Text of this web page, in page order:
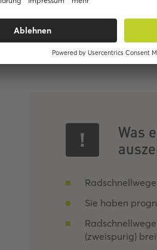
Das neu eingeführte Zeichen 350.1
Was
Sie haben
(zweispurig)